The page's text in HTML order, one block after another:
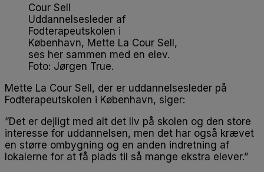
Uddannelsesleder af
Fodterapeutskolen i
København, Mette La Cour Sell,
ses her sammen med en elev.
Foto: Jørgen True.
Mette La Cour Sell, der er uddannelsesleder på
Fodterapeutskolen i København, siger:
”Det er dejligt med alt det liv på skolen og den store
interesse for uddannelsen, men det har også krævet
en større ombygning og en anden indretning af
lokalerne for at få plads til så mange ekstra elever.”